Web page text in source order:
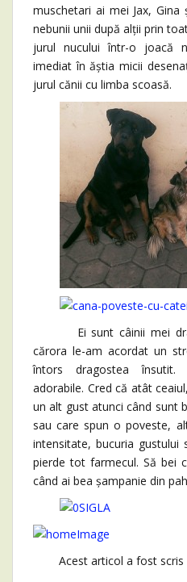
muschetari ai mei Jax,
nebunii unii după alții prin
jurul nucului într-o joacă
imediat în ăștia micii
jurul cănii cu limba scoasă.
Ei sunt câinii mei
cărora le-am acordat un
întors dragostea însutit.
adorabile. Cred că atât
un alt gust atunci când sunt
sau care spun o poveste,
intensitate, bucuria gustului
pierde tot farmecul. Să bei
când ai bea șampanie din
Acest articol a fost scris